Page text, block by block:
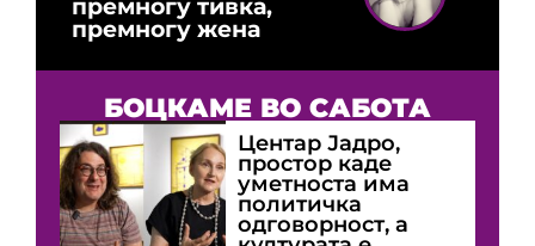
премногу тивка,
премногу жена
БОЦКАМЕ ВО САБОТА
Центар Јадро,
простор каде
уметноста има
политичка
одговорност, а